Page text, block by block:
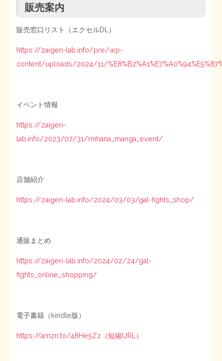
販売案内
販売窓口リスト（エクセルDL）
https://zaigen-lab.info/pre/wp-
content/uploads/2024/11/
イベント情報
https://zaigen-
lab.info/2023/07/31/mihana_manga_event/
店舗紹介
https://zaigen-lab.info/2024/03/03/gal-fights_shop/
通販まとめ
https://zaigen-lab.info/2024/02/24/gal-
fights_online_shopping/
電子書籍（kindle版）
https://amzn.to/48He5Zz（短縮URL）